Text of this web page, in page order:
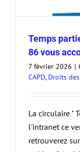
Temps
86 vous
7 février 2026 |
CAPD, Droits
La circulaire "
l'intranet ce
retrouverez